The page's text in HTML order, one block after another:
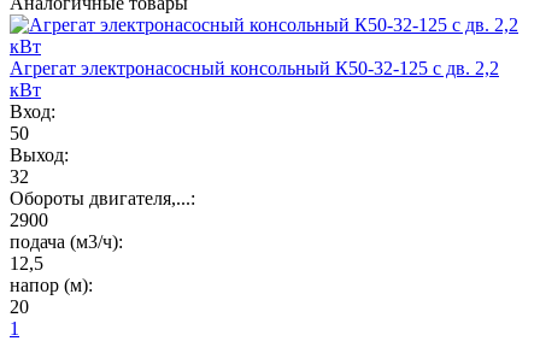
Агрегат электронасосный консольный К50-32-125 с дв. 2,2
кВт
Вход:
50
Выход:
32
Обороты двигателя,...:
2900
подача (м3/ч):
12,5
напор (м):
20
1